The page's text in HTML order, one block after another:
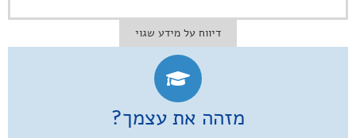
דיווח על מידע שגוי
מזהה את עצמך?